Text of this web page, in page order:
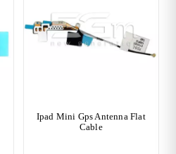
Ipad Mini Gps Antenna Flat
Cable